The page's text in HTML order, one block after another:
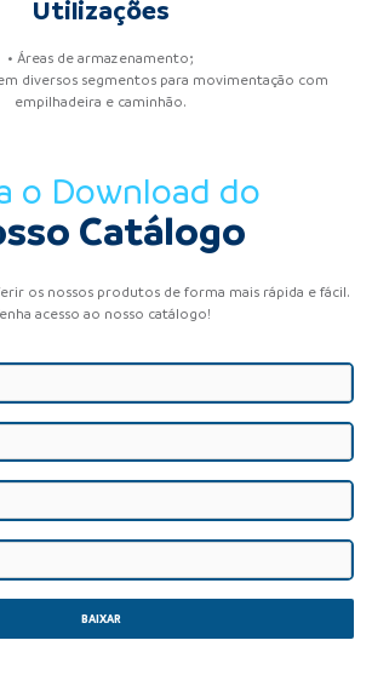
Utilizações
• Áreas de armazenamento;
diversos segmentos para movimentação com
empilhadeira e caminhão.
o Download do
Catálogo
os nossos produtos de forma mais rápida e fácil.
acesso ao nosso catálogo!
BAIXAR